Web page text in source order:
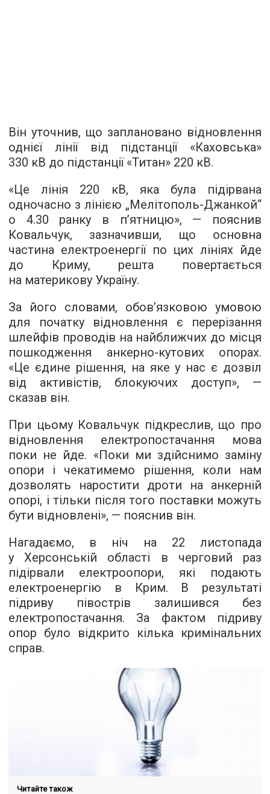
Він уточнив, що заплановано відновлення
однієї лінії від підстанції «Каховська»
330 кВ до підстанції «Титан» 220 кВ.
«Це лінія 220 кВ, яка була підірвана
одночасно з лінією „Мелітополь-Джанкой“
о 4.30 ранку в п’ятницю», — пояснив
Ковальчук, зазначивши, що основна
частина електроенергії по цих лініях йде
до Криму, решта повертається
на материкову Україну.
За його словами, обов’язковою умовою
для початку відновлення є перерізання
шлейфів проводів на найближчих до місця
пошкодження анкерно-кутових опорах.
«Це єдине рішення, на яке у нас є дозвіл
від активістів, блокуючих доступ», —
сказав він.
При цьому Ковальчук підкреслив, що про
відновлення електропостачання мова
поки не йде. «Поки ми здійснимо заміну
опори і чекатимемо рішення, коли нам
дозволять наростити дроти на анкерній
опорі, і тільки після того поставки можуть
бути відновлені», — пояснив він.
Нагадаємо, в ніч на 22 листопада
у Херсонській області в черговий раз
підірвали електроопори, які подають
електроенергію в Крим. В результаті
підриву півострів залишився без
електропостачання. За фактом підриву
опор було відкрито кілька кримінальних
справ.
Читайте також